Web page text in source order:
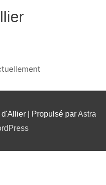
d'Allier | Propulsé parAstra